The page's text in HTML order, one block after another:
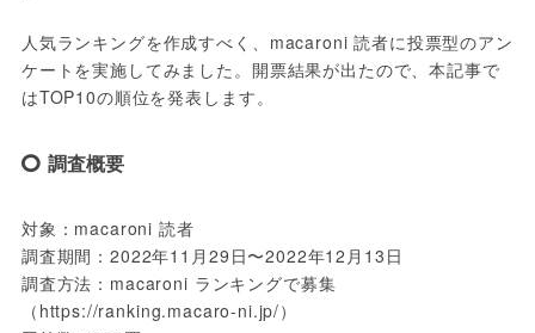
人気ランキングを作成すべく、macaroni 読者に投票型のアン
ケートを実施してみました。開票結果が出たので、本記事で
はTOP10の順位を発表します。
調査概要
対象：macaroni 読者
調査期間：2022年11月29日〜2022年12月13日
調査方法：macaroni ランキングで募集
（https://ranking.macaro-ni.jp/）